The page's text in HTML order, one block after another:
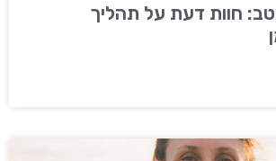
חוות דעת על תהליך